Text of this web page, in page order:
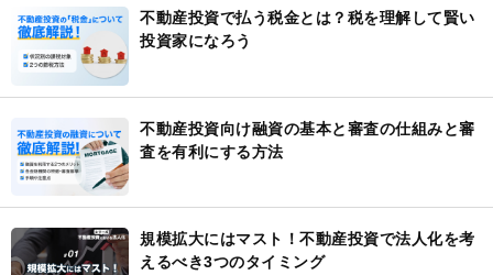
不動産投資で払う税金とは？税を理解して賢い
投資家になろう
不動産投資向け融資の基本と審査の仕組みと審
査を有利にする方法
規模拡大にはマスト！不動産投資で法人化を考
えるべき3つのタイミング